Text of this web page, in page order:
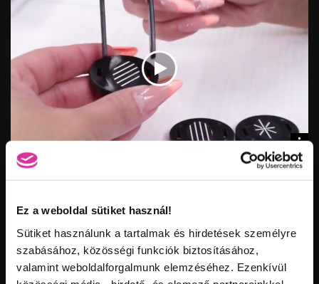
Ez a weboldal sütiket használ!
Sütiket használunk a tartalmak és hirdetések személyre
szabásához, közösségi funkciók biztosításához,
valamint weboldalforgalmunk elemzéséhez. Ezenkívül
Hossz:
Értékelés:
MÁGNESES GÉL LAKK HASZNÁLATA - MIKÓ KRISZTI
HASONLÓ VIDEÓK